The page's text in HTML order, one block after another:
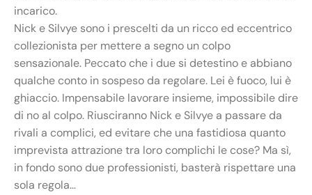
incarico.
Nick e Silvye sono i prescelti da un ricco ed eccentrico
collezionista per mettere a segno un colpo
sensazionale. Peccato che i due si detestino e abbiano
qualche conto in sospeso da regolare. Lei è fuoco, lui è
ghiaccio. Impensabile lavorare insieme, impossibile dire
di no al colpo. Riusciranno Nick e Silvye a passare da
rivali a complici, ed evitare che una fastidiosa quanto
imprevista attrazione tra loro complichi le cose? Ma sì,
in fondo sono due professionisti, basterà rispettare una
sola regola…